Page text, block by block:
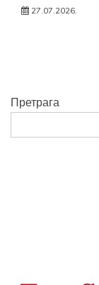
27.07.2026.
Претрага